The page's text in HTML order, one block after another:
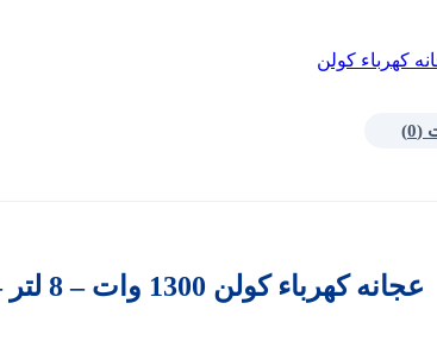
كهرباء كولن
عجانه كهرباء كولن 1300 وات – 8 لتر – 6 سرعات – ذهبي 801113011